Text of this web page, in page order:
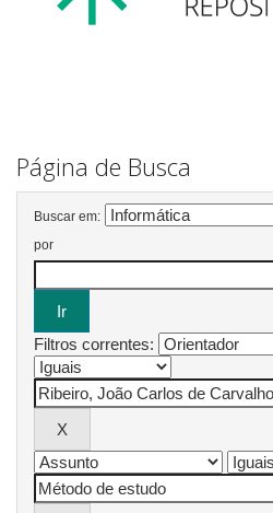
Página de Busca
Buscar em:
por
Filtros correntes: